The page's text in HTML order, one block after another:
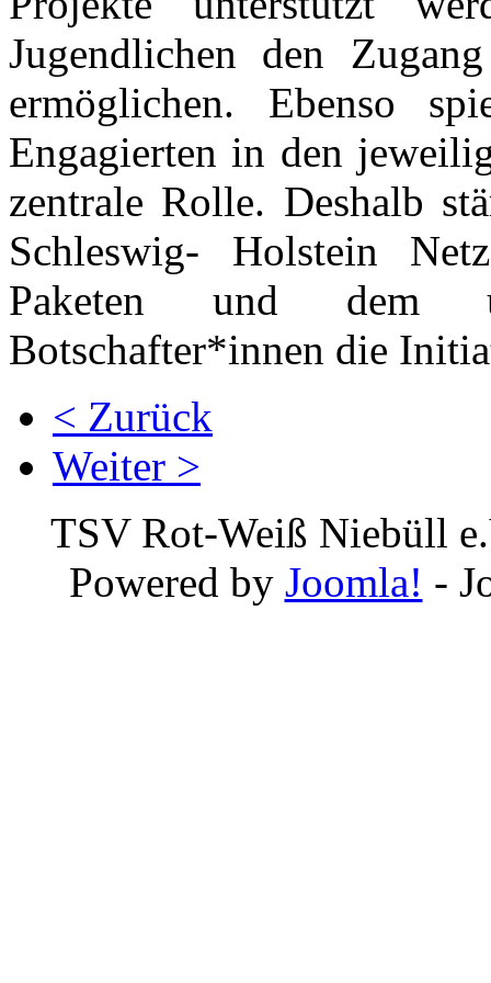
Jugendlichen den
ermöglichen. Ebenso
Engagierten in den
zentrale Rolle. Deshalb
Schleswig- Holstein
Paketen und dem
Botschafter*innen die
< Zurück
Weiter >
TSV Rot-Weiß Niebüll
Powered by Joomla! -